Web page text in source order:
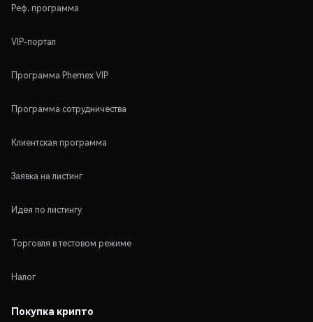
Реф. программа
VIP-портал
Программа Phemex VIP
Программа сотрудничества
Клиентская программа
Заявка на листинг
Идея по листингу
Торговля в тестовом режиме
Налог
Покупка крипто